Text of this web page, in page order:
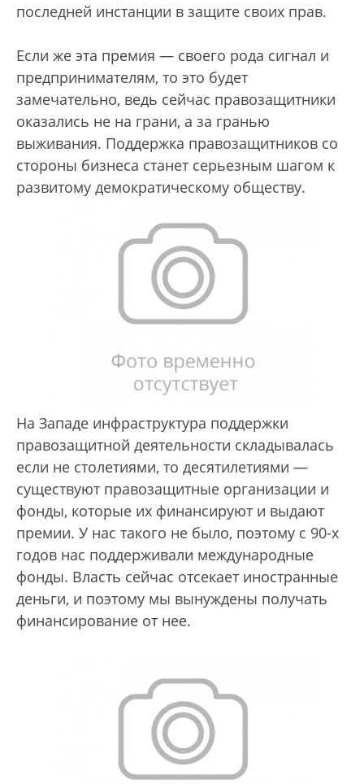
последней инстанции в защите своих прав.
Если же эта премия — своего рода сигнал и
предпринимателям, то это будет
замечательно, ведь сейчас правозащитники
оказались не на грани, а за гранью
выживания. Поддержка правозащитников со
стороны бизнеса станет серьезным шагом к
развитому демократическому обществу.
На Западе инфраструктура поддержки
правозащитной деятельности складывалась
если не столетиями, то десятилетиями —
существуют правозащитные организации и
фонды, которые их финансируют и выдают
премии. У нас такого не было, поэтому с 90-х
годов нас поддерживали международные
фонды. Власть сейчас отсекает иностранные
деньги, и поэтому мы вынуждены получать
финансирование от нее.